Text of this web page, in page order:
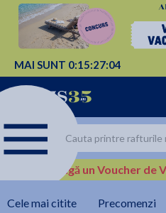
MAI SUNT 0:15:27:03
Câștigă un Voucher de
Cele mai citite Precomenzi